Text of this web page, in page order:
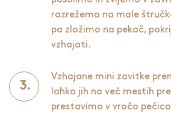
razrežemo na male
pa zložimo na pekač,
vzhajati.
Vzhajane mini zavitke
lahko jih na več mestih
prestavimo v vročo